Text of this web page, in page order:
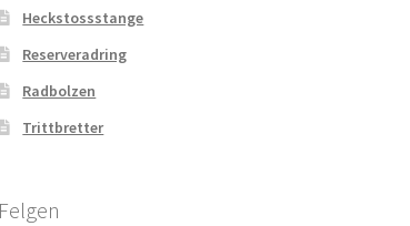
Heckstossstange
Reserveradring
Radbolzen
Trittbretter
Felgen